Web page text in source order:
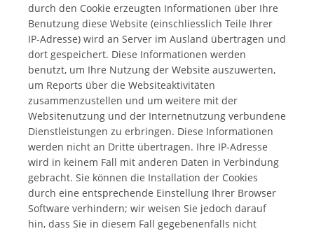
durch den Cookie erzeugten Informationen über Ihre
Benutzung diese Website (einschliesslich Teile Ihrer
IP-Adresse) wird an Server im Ausland übertragen und
dort gespeichert. Diese Informationen werden
benutzt, um Ihre Nutzung der Website auszuwerten,
um Reports über die Websiteaktivitäten
zusammenzustellen und um weitere mit der
Websitenutzung und der Internetnutzung verbundene
Dienstleistungen zu erbringen. Diese Informationen
werden nicht an Dritte übertragen. Ihre IP-Adresse
wird in keinem Fall mit anderen Daten in Verbindung
gebracht. Sie können die Installation der Cookies
durch eine entsprechende Einstellung Ihrer Browser
Software verhindern; wir weisen Sie jedoch darauf
hin, dass Sie in diesem Fall gegebenenfalls nicht